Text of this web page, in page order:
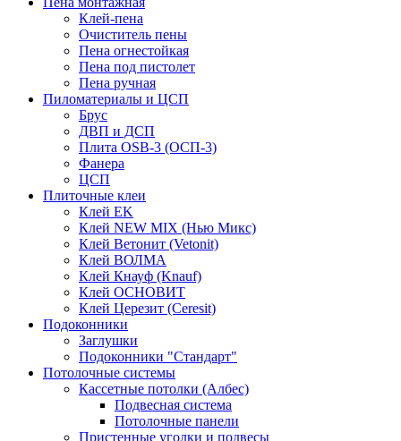
Клей-пена
Очиститель пены
Пена огнестойкая
Пена под пистолет
Пена ручная
Пиломатериалы и ЦСП
Брус
ДВП и ДСП
Плита OSB-3 (ОСП-3)
Фанера
ЦСП
Плиточные клеи
Клей EK
Клей NEW MIX (Нью Микс)
Клей Ветонит (Vetonit)
Клей ВОЛМА
Клей Кнауф (Knauf)
Клей ОСНОВИТ
Клей Церезит (Ceresit)
Подоконники
Заглушки
Подоконники "Стандарт"
Потолочные системы
Кассетные потолки (Албес)
Подвесная система
Потолочные панели
Пристенные уголки и подвесы